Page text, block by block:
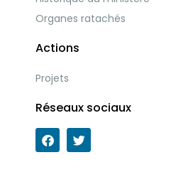
Organes ratachés
Actions
Projets
Réseaux sociaux